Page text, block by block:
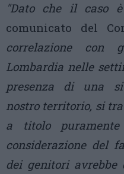
"Dato che il caso
comunicato del
correlazione
Lombardia nelle
presenza di una
nostro territorio, si
a titolo
considerazione del
dei genitori